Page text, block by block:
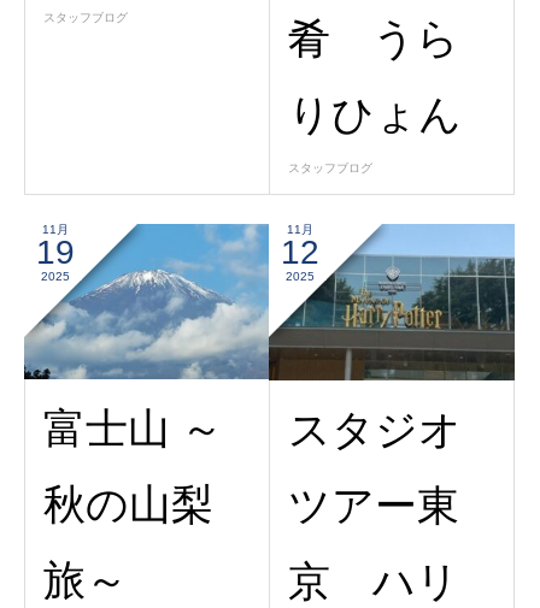
スタッフブログ
肴 うら
りひょん
スタッフブログ
11月
19
2025
富士山 ～
秋の山梨
旅～
11月
12
2025
スタジオ
ツアー東
京 ハリ